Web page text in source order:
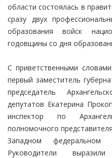
области состоялась в
сразу двух
образования войск
годовщины со дня
С приветственными
первый заместитель
председатель
депутатов Екатерина
инспектор по
полномочного
Западном федеральном
Руководители